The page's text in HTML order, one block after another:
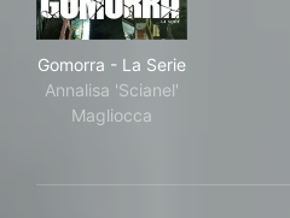
Gomorra - La Serie
Annalisa 'Scianel'
Magliocca